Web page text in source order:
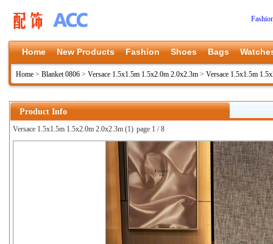
Home New Products Fashion Shoes Bags
Home > Blanket 0806 > Versace 1.5x1.5m 1.5x2.0m 2.0x2.3m > Versace 1.5x1.5m
Product Info
Versace 1.5x1.5m 1.5x2.0m 2.0x2.3m (1) page 1 / 8
上一张